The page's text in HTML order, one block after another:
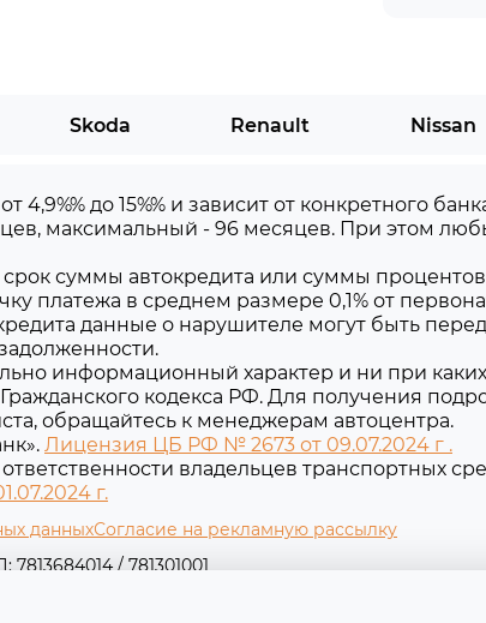
Skoda Renault Nissan
4,9%% до 15%% и зависит от конкретного
максимальный - 96 месяцев. При этом
суммы автокредита или суммы процентов
платежа в среднем размере 0,1% от
данные о нарушителе могут быть
информационный характер и ни при
кодекса РФ. Для получения
обращайтесь к менеджерам автоцентра.
Лицензия ЦБ РФ № 2673 от 09.07.2024 г .
владельцев транспортных
г.
данныхСогласие на рекламную рассылку
/ 781301001
Съезжинская ул, д. 16 литера Б, помещ. 1-н оф. 2-1